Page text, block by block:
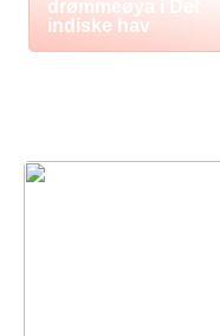
drømmeøya i Det
indiske hav